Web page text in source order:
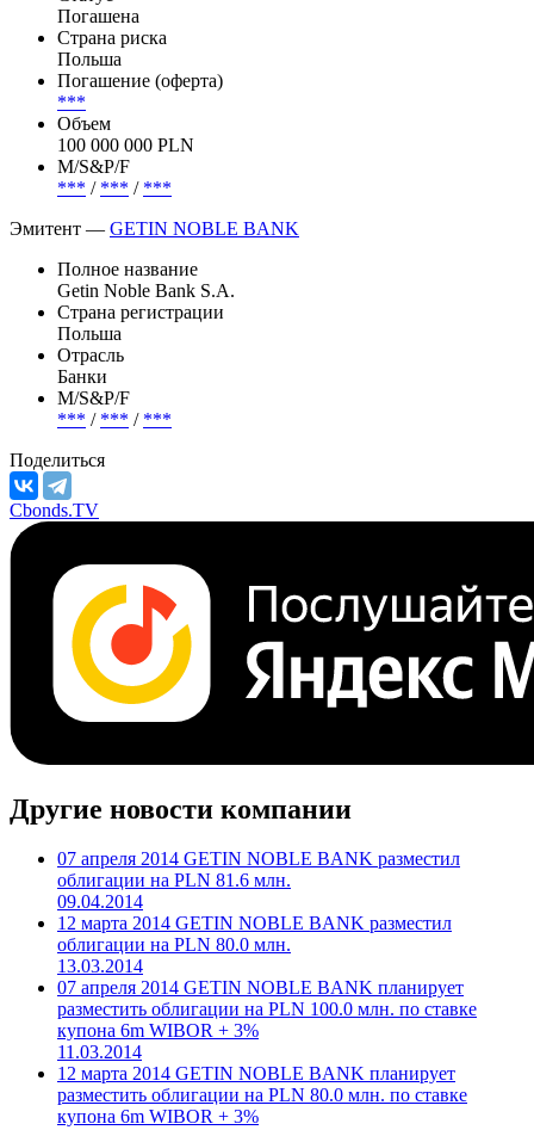
Погашена
Страна риска
Польша
Погашение (оферта)
***
Объем
100 000 000 PLN
М/S&P/F
*** / *** / ***
Эмитент — GETIN NOBLE BANK
Полное название
Getin Noble Bank S.A.
Страна регистрации
Польша
Отрасль
Банки
М/S&P/F
*** / *** / ***
Поделиться
Cbonds.TV
Другие новости компании
07 апреля 2014 GETIN NOBLE BANK разместил
облигации на PLN 81.6 млн.
09.04.2014
12 марта 2014 GETIN NOBLE BANK разместил
облигации на PLN 80.0 млн.
13.03.2014
07 апреля 2014 GETIN NOBLE BANK планирует
разместить облигации на PLN 100.0 млн. по ставке
купона 6m WIBOR + 3%
11.03.2014
12 марта 2014 GETIN NOBLE BANK планирует
разместить облигации на PLN 80.0 млн. по ставке
купона 6m WIBOR + 3%